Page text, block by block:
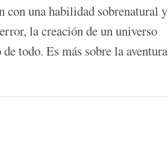
con una habilidad sobrenatural y
la creación de un universo
todo. Es más sobre la aventura